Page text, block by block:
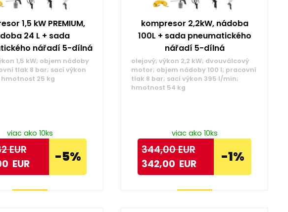
1,5 kW PREMIUM,
24 L + sada
nářadí 5-dílná
1,5 kW; objem nádoby
tlak 8 bar; sací výkon
hmotnost 25 kg
viac ako 10ks
EUR
EUR -5%
kompresor 2,2kW, nádoba
100L + sada pneumatického
nářadí 5-dílná
olejový; výkon 2,2 kW; dvouválcový
motor; objem nádoby 100 l; pracovní
tlak 8 bar; sací výkon 395 l/min;
hmotnost 54 kg
viac ako 10ks
344,00EUR
342,00 EUR -1%